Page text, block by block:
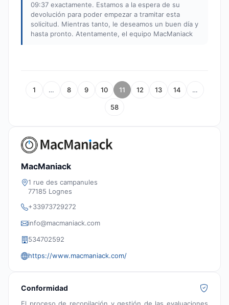
09:37 exactamente. Estamos a la espera de su
devolución para poder empezar a tramitar esta
solicitud. Mientras tanto, le deseamos un buen día y
hasta pronto. Atentamente, el equipo MacManiack
1 … 8 9 10 11 12 13 14 …
58
MacManiack
1 rue des campanules
77185 Lognes
+33973729272
info@macmaniack.com
534702592
https://www.macmaniack.com/
Conformidad
El proceso de recopilación y gestión de las evaluaciones